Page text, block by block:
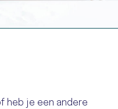
heb je een andere